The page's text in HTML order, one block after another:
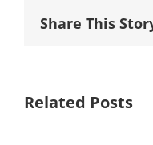
Share This
Related Posts